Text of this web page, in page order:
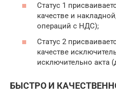
Статус 1
качестве и
операций с НДС);
Статус 2
качестве
исключительно акта
БЫСТРО И